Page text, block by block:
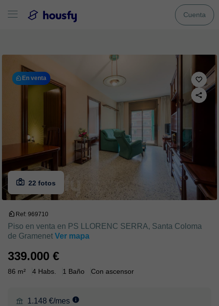
Cuenta
22 fotos
En venta
Ref: 969710
Piso en venta en PS LLORENC SERRA, Santa Coloma
de Gramenet Ver mapa
339.000 €
86 m² 4 Habs. 1 Baño Con ascensor
1.148 €/mes